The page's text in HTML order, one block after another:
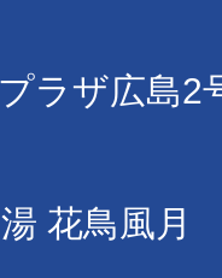
ラザ広島2
花鳥風月